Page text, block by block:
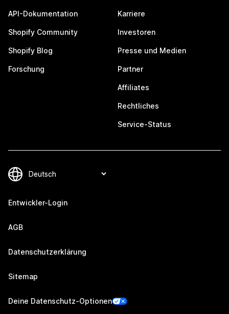
API-Dokumentation
Shopify Community
Shopify Blog
Forschung
Karriere
Investoren
Presse und Medien
Partner
Affiliates
Rechtliches
Service-Status
Entwickler-Login
AGB
Datenschutzerklärung
Sitemap
Deine Datenschutz-Optionen